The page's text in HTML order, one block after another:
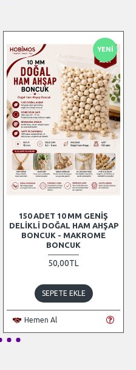
YENI
150 ADET 10 MM GENIŞ
DELIKLI DOĞAL HAM AHŞAP
BONCUK - MAKROME
BONCUK
50,00TL
SEPETE EKLE
Hemen Al